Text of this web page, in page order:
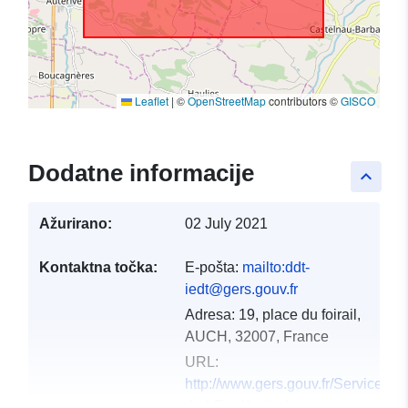
Leaflet | ©OpenStreetMapcontributors ©GISCO
keyboard_arrow_up
Dodatne informacije
Ažurirano: 02 July 2021
Kontaktna točka: E-pošta: mailto:ddt-
iedt@gers.gouv.fr
Adresa: 19, place du foirail,
AUCH, 32007, France
URL:
http://www.gers.gouv.fr/Services-